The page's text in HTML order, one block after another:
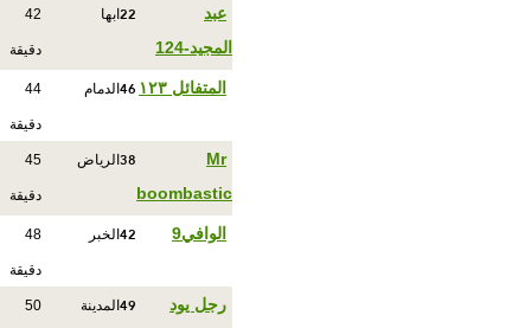
عبد
المجيد-124
22 ابها 42
دقيقة
المتفائل ١٢٣ 46 الدمام 44
دقيقة
Mr
boombastic
38 الرياض 45
دقيقة
الوافي9 42 الخبر 48
دقيقة
رجل يود
49 المدينة 50